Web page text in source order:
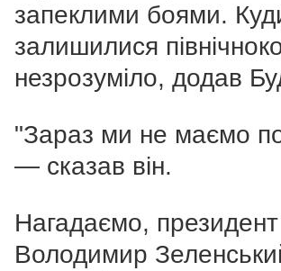
запеклими боями.
залишилися
незрозуміло, додав
"Зараз ми не маємо
— сказав він.
Нагадаємо, президент
Володимир